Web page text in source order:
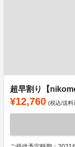
超早割り【
¥12,760 (税込/送料